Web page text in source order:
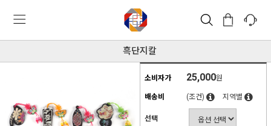
흑단지칼
소비자가 25,000원
배송비 (조건) 지역별
선택